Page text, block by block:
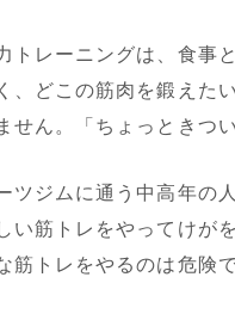
レーニングは、食事
、どこの筋肉を鍛えた
せん。「ちょっときつ
ジムに通う中高年の
い筋トレをやってけが
筋トレをやるのは危険で